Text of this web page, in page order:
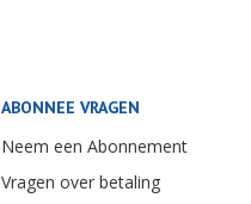
ABONNEE VRAGEN
Neem een Abonnement
Vragen over betaling